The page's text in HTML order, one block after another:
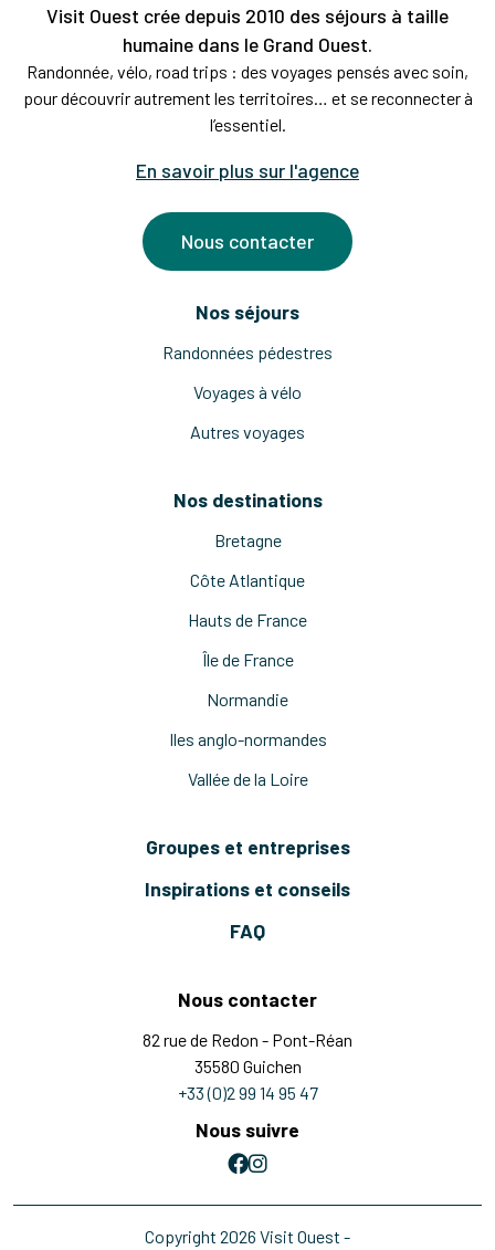
Visit Ouest crée depuis 2010 des séjours à taille
humaine dans le Grand Ouest.
Randonnée, vélo, road trips : des voyages pensés avec soin,
pour découvrir autrement les territoires… et se reconnecter à
l’essentiel.
En savoir plus sur l'agence
Nous contacter
Nos séjours
Randonnées pédestres
Voyages à vélo
Autres voyages
Nos destinations
Bretagne
Côte Atlantique
Hauts de France
Île de France
Normandie
Iles anglo-normandes
Vallée de la Loire
Groupes et entreprises
Inspirations et conseils
FAQ
Nous contacter
82 rue de Redon - Pont-Réan
35580 Guichen
+33 (0)2 99 14 95 47
Nous suivre
Copyright 2026 Visit Ouest -